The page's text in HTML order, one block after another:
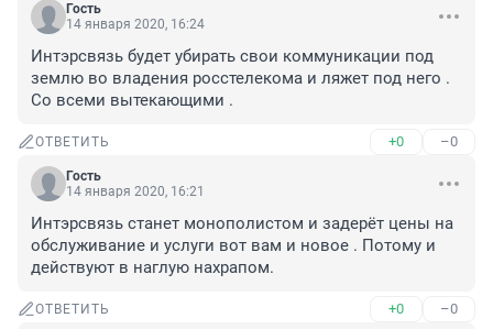
Гость
14 января 2020, 16:24
Интэрсвязь будет убирать свои коммуникации под
землю во владения росстелекома и ляжет под него .
Со всеми вытекающими .
ОТВЕТИТЬ +0 –0
Гость
14 января 2020, 16:21
Интэрсвязь станет монополистом и задерёт цены на
обслуживание и услуги вот вам и новое . Потому и
действуют в наглую нахрапом.
ОТВЕТИТЬ +0 –0